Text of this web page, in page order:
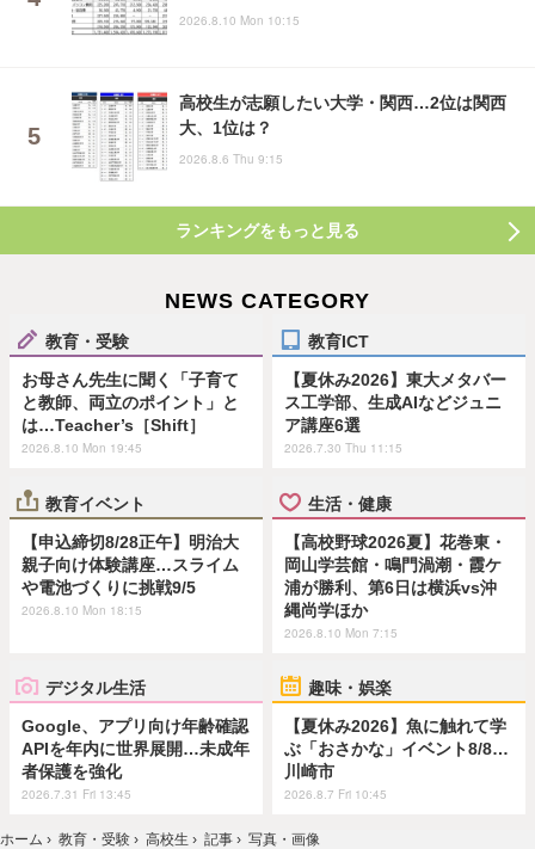
2026.8.10 Mon 10:15
高校生が志願したい大学・関西…2位は関西
大、1位は？
2026.8.6 Thu 9:15
ランキングをもっと見る
NEWS CATEGORY
教育・受験
お母さん先生に聞く「子育て
と教師、両立のポイント」と
は…Teacher’s［Shift］
2026.8.10 Mon 19:45
教育ICT
【夏休み2026】東大メタバー
ス工学部、生成AIなどジュニ
ア講座6選
2026.7.30 Thu 11:15
教育イベント
【申込締切8/28正午】明治大
親子向け体験講座…スライム
や電池づくりに挑戦9/5
2026.8.10 Mon 18:15
生活・健康
【高校野球2026夏】花巻東・
岡山学芸館・鳴門渦潮・霞ケ
浦が勝利、第6日は横浜vs沖
縄尚学ほか
2026.8.10 Mon 7:15
デジタル生活
Google、アプリ向け年齢確認
APIを年内に世界展開…未成年
者保護を強化
2026.7.31 Fri 13:45
趣味・娯楽
【夏休み2026】魚に触れて学
ぶ「おさかな」イベント8/8…
川崎市
2026.8.7 Fri 10:45
ホーム › 教育・受験 › 高校生 › 記事 › 写真・画像